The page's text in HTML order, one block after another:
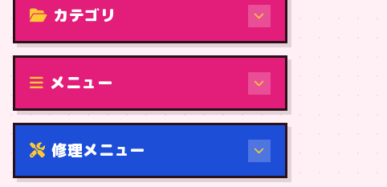
カテゴリ
修理（機種から）
メニュー
修理メニュー